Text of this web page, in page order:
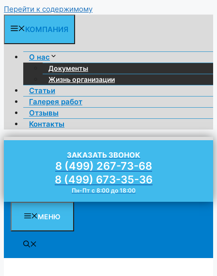
Перейти к содержимому
КОМПАНИЯ
О нас
Документы
Жизнь организации
Статьи
Галерея работ
Отзывы
Контакты
ЗАКАЗАТЬ ЗВОНОК
8 (499) 267-73-68
8 (499) 673-35-36
Пн-Пт с 8:00 до 18:00
МЕНЮ